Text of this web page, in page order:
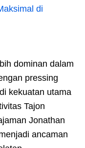
di
dominan dalam
pressing
kekuatan utama
Tajon
Jonathan
ancaman